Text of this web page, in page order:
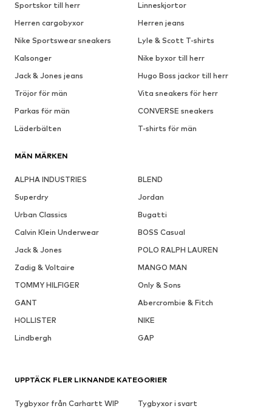
Sportskor till herr
Linneskjortor
Herren cargobyxor
Herren jeans
Nike Sportswear sneakers
Lyle & Scott T-shirts
Kalsonger
Nike byxor till herr
Jack & Jones jeans
Hugo Boss jackor till herr
Tröjor för män
Vita sneakers för herr
Parkas för män
CONVERSE sneakers
Läderbälten
T-shirts för män
MÄN MÄRKEN
ALPHA INDUSTRIES
BLEND
Superdry
Jordan
Urban Classics
Bugatti
Calvin Klein Underwear
BOSS Casual
Jack & Jones
POLO RALPH LAUREN
Zadig & Voltaire
MANGO MAN
TOMMY HILFIGER
Only & Sons
GANT
Abercrombie & Fitch
HOLLISTER
NIKE
Lindbergh
GAP
UPPTÄCK FLER LIKNANDE KATEGORIER
Tygbyxor från Carhartt WIP Tygbyxor i svart